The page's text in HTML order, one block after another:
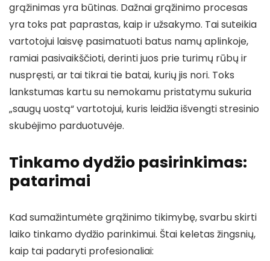
grąžinimas yra būtinas. Dažnai grąžinimo procesas
yra toks pat paprastas, kaip ir užsakymo. Tai suteikia
vartotojui laisvę pasimatuoti batus namų aplinkoje,
ramiai pasivaikščioti, derinti juos prie turimų rūbų ir
nuspręsti, ar tai tikrai tie batai, kurių jis nori. Toks
lankstumas kartu su nemokamu pristatymu sukuria
„saugų uostą“ vartotojui, kuris leidžia išvengti stresinio
skubėjimo parduotuvėje.
Tinkamo dydžio pasirinkimas:
patarimai
Kad sumažintumėte grąžinimo tikimybę, svarbu skirti
laiko tinkamo dydžio parinkimui. Štai keletas žingsnių,
kaip tai padaryti profesionaliai: